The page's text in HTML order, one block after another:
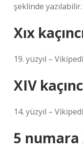
şeklinde yazılabilir.
Xıx
19. yüzyıl –
XIV
14. yüzyıl –
5 numara